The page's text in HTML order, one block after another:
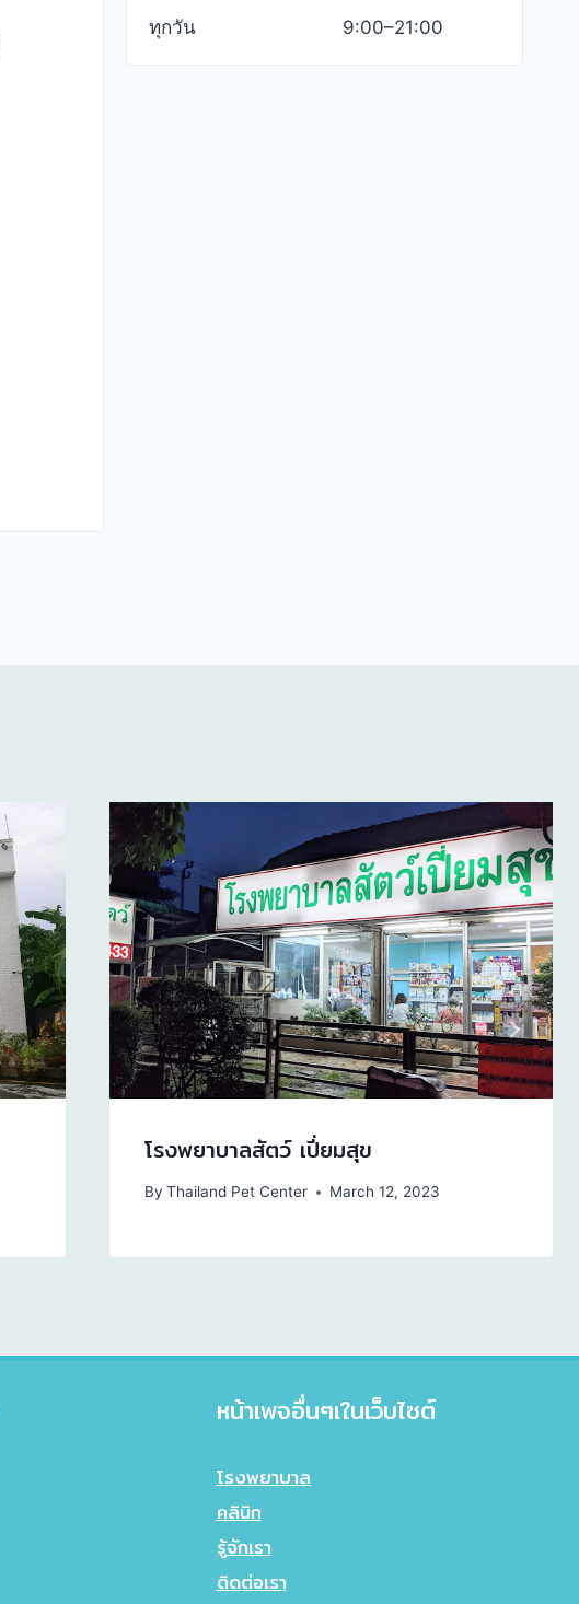
ทุกวัน 9:00–21:00
โรงพยาบาลสัตว์ เปี่ยมสุข
By Thailand Pet Center March 12, 2023
หน้าเพจอื่นๆเในเว็บไซต์
โรงพยาบาล
คลินิก
รู้จักเรา
ติดต่อเรา